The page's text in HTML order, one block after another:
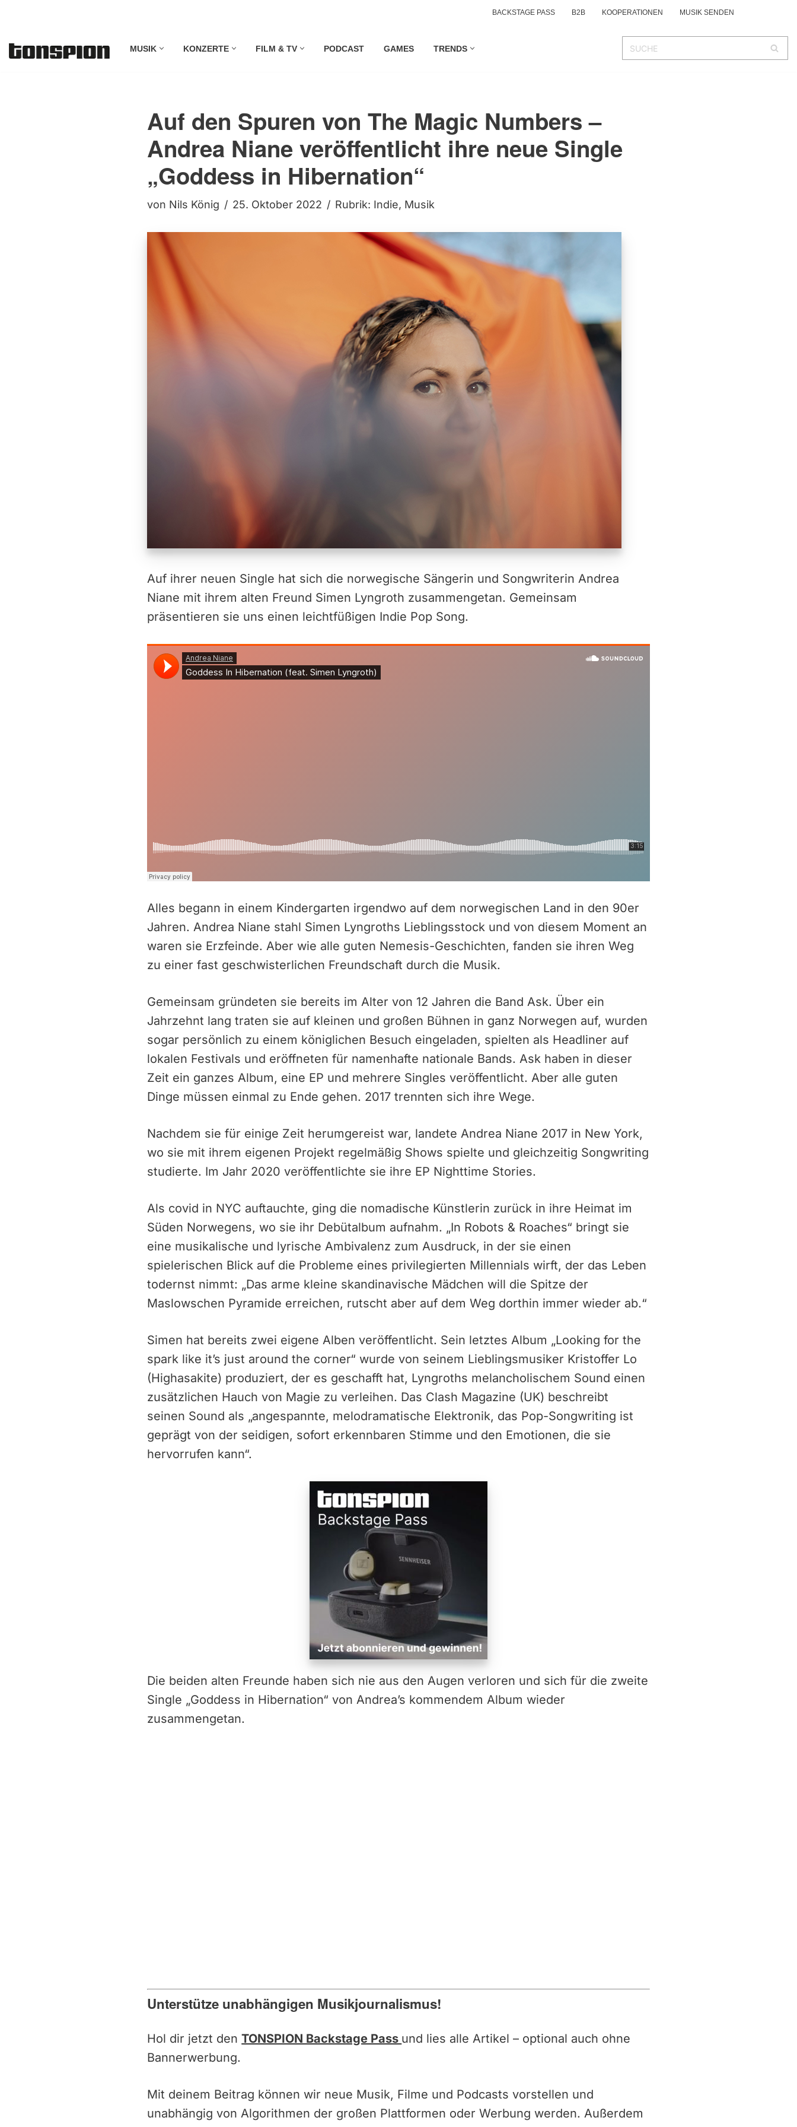
Inhalt
BACKSTAGE PASS B2B KOOPERATIONEN MUSIK SENDEN
MUSIK KONZERTE FILM & TV PODCAST GAMES TRENDS
Auf den Spuren von The Magic Numbers –
Andrea Niane veröffentlicht ihre neue Single
„Goddess in Hibernation“
von Nils König 25. Oktober 2022 Rubrik: Indie, Musik
Auf ihrer neuen Single hat sich die norwegische Sängerin und Songwriterin Andrea
Niane mit ihrem alten Freund Simen Lyngroth zusammengetan. Gemeinsam
präsentieren sie uns einen leichtfüßigen Indie Pop Song.
Alles begann in einem Kindergarten irgendwo auf dem norwegischen Land in den 90er
Jahren. Andrea Niane stahl Simen Lyngroths Lieblingsstock und von diesem Moment an
waren sie Erzfeinde. Aber wie alle guten Nemesis-Geschichten, fanden sie ihren Weg
zu einer fast geschwisterlichen Freundschaft durch die Musik.
Gemeinsam gründeten sie bereits im Alter von 12 Jahren die Band Ask. Über ein
Jahrzehnt lang traten sie auf kleinen und großen Bühnen in ganz Norwegen auf, wurden
sogar persönlich zu einem königlichen Besuch eingeladen, spielten als Headliner auf
lokalen Festivals und eröffneten für namenhafte nationale Bands. Ask haben in dieser
Zeit ein ganzes Album, eine EP und mehrere Singles veröffentlicht. Aber alle guten
Dinge müssen einmal zu Ende gehen. 2017 trennten sich ihre Wege.
Nachdem sie für einige Zeit herumgereist war, landete Andrea Niane 2017 in New York,
wo sie mit ihrem eigenen Projekt regelmäßig Shows spielte und gleichzeitig Songwriting
studierte. Im Jahr 2020 veröffentlichte sie ihre EP Nighttime Stories.
Als covid in NYC auftauchte, ging die nomadische Künstlerin zurück in ihre Heimat im
Süden Norwegens, wo sie ihr Debütalbum aufnahm. „In Robots & Roaches“ bringt sie
eine musikalische und lyrische Ambivalenz zum Ausdruck, in der sie einen
spielerischen Blick auf die Probleme eines privilegierten Millennials wirft, der das Leben
todernst nimmt: „Das arme kleine skandinavische Mädchen will die Spitze der
Maslowschen Pyramide erreichen, rutscht aber auf dem Weg dorthin immer wieder ab.“
Simen hat bereits zwei eigene Alben veröffentlicht. Sein letztes Album „Looking for the
spark like it’s just around the corner“ wurde von seinem Lieblingsmusiker Kristoffer Lo
(Highasakite) produziert, der es geschafft hat, Lyngroths melancholischem Sound einen
zusätzlichen Hauch von Magie zu verleihen. Das Clash Magazine (UK) beschreibt
seinen Sound als „angespannte, melodramatische Elektronik, das Pop-Songwriting ist
geprägt von der seidigen, sofort erkennbaren Stimme und den Emotionen, die sie
hervorrufen kann“.
Die beiden alten Freunde haben sich nie aus den Augen verloren und sich für die zweite
Single „Goddess in Hibernation“ von Andrea’s kommendem Album wieder
zusammengetan.
Unterstütze unabhängigen Musikjournalismus!
Hol dir jetzt denTONSPION Backstage Pass und lies alle Artikel – optional auch ohne
Bannerwerbung.
Mit deinem Beitrag können wir neue Musik, Filme und Podcasts vorstellen und
unabhängig von Algorithmen der großen Plattformen oder Werbung werden. Außerdem